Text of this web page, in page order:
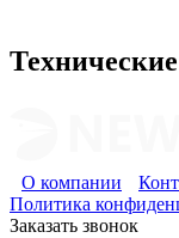
О компании
Политика
Заказать звонок